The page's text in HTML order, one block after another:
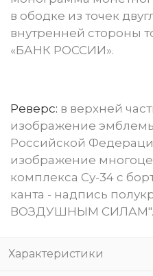
в ободке из точек
внутренней стороны
«БАНК РОССИИ».
Реверс: в верхней
изображение
Российской
изображение
комплекса Су-34 с
канта - надпись
ВОЗДУШНЫМ СИЛАМ".
Характеристики